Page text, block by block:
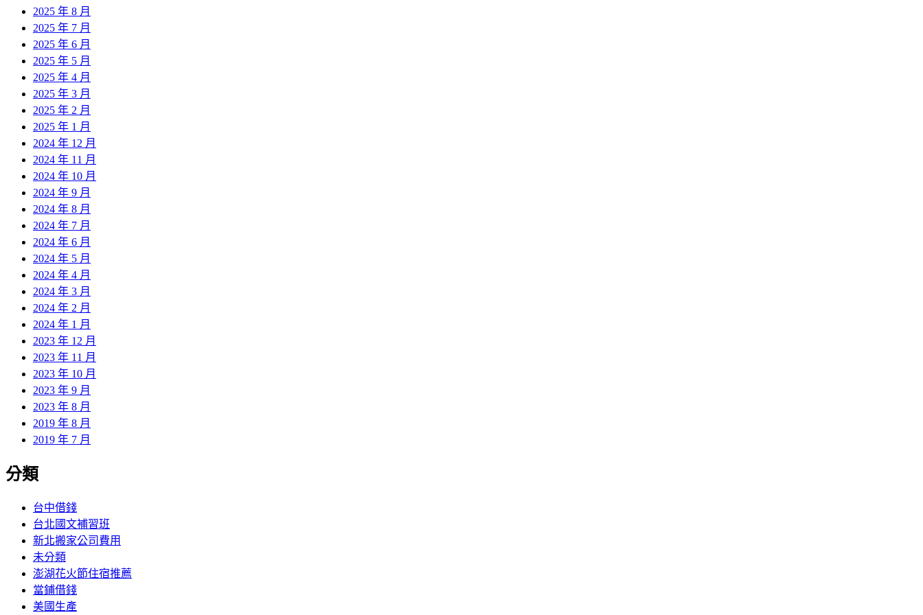
2025 年 8 月
2025 年 7 月
2025 年 6 月
2025 年 5 月
2025 年 4 月
2025 年 3 月
2025 年 2 月
2025 年 1 月
2024 年 12 月
2024 年 11 月
2024 年 10 月
2024 年 9 月
2024 年 8 月
2024 年 7 月
2024 年 6 月
2024 年 5 月
2024 年 4 月
2024 年 3 月
2024 年 2 月
2024 年 1 月
2023 年 12 月
2023 年 11 月
2023 年 10 月
2023 年 9 月
2023 年 8 月
2019 年 8 月
2019 年 7 月
分類
台中借錢
台北國文補習班
新北搬家公司費用
未分類
澎湖花火節住宿推薦
當鋪借錢
美國生產